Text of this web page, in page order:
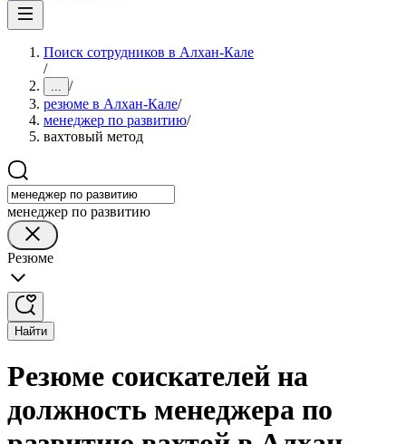
Поиск сотрудников в Алхан-Кале
/
... /
резюме в Алхан-Кале/
менеджер по развитию/
вахтовый метод
менеджер по развитию
Резюме
Найти
Резюме соискателей на
должность менеджера по